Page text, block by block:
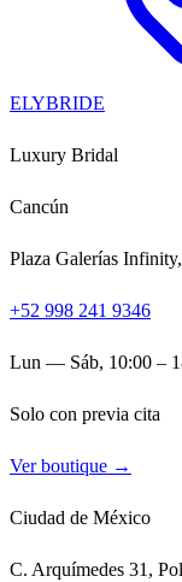
ELYBRIDE
Luxury Bridal
Cancún
Plaza Galerías
+52 998 241 9346
Lun — Sáb, 10:00 –
Solo con previa cita
Ver boutique →
Ciudad de México
C. Arquímedes 31,